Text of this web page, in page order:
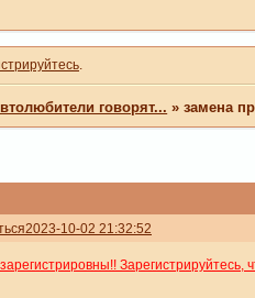
.
говорят... »замена
2023-10-02 21:32:52
Зарегистрируйтесь,